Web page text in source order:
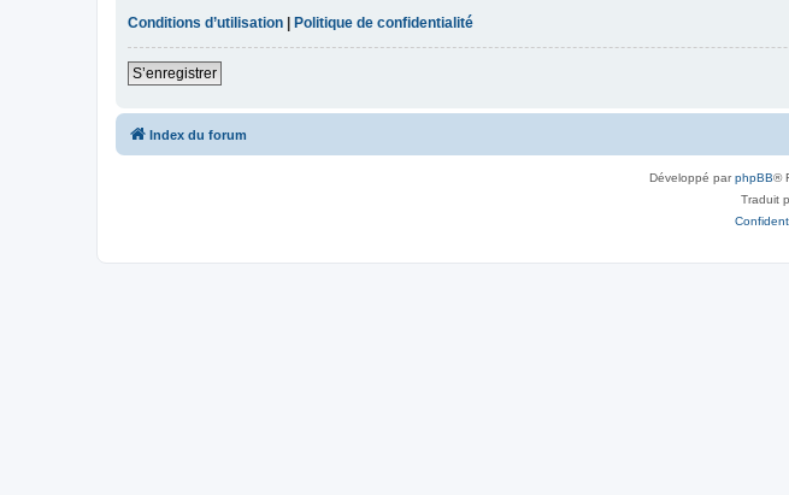
Conditions d’utilisation
Politique de confidentialité
S’enregistrer
Index du forum
Développé parphpBB®
Traduit